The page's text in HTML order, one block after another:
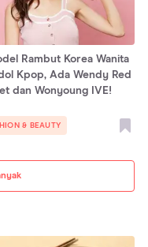
Rambut Korea Wanita
Kpop, Ada Wendy Red
dan Wonyoung IVE!
& BEAUTY